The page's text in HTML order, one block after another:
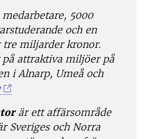
5000
och en
tre miljarder kronor.
på attraktiva miljöer på
i Alnarp, Umeå och
är ett affärsområde
Sveriges och Norra